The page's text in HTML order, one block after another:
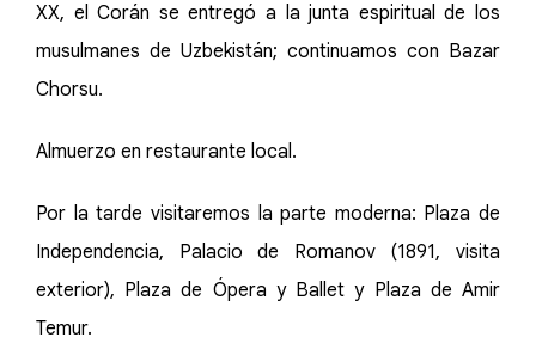
XX, el Corán se entregó a la junta espiritual de los
musulmanes de Uzbekistán; continuamos con Bazar
Chorsu.
Almuerzo en restaurante local.
Por la tarde visitaremos la parte moderna: Plaza de
Independencia, Palacio de Romanov (1891, visita
exterior), Plaza de Ópera y Ballet y Plaza de Amir
Temur.